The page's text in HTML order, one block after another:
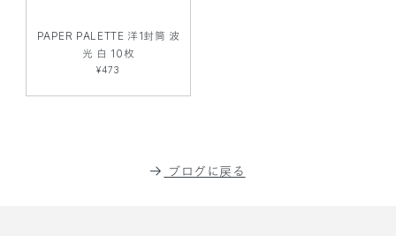
PAPER PALETTE 洋1封筒 波
光 白 10枚
¥473
ブログに戻る